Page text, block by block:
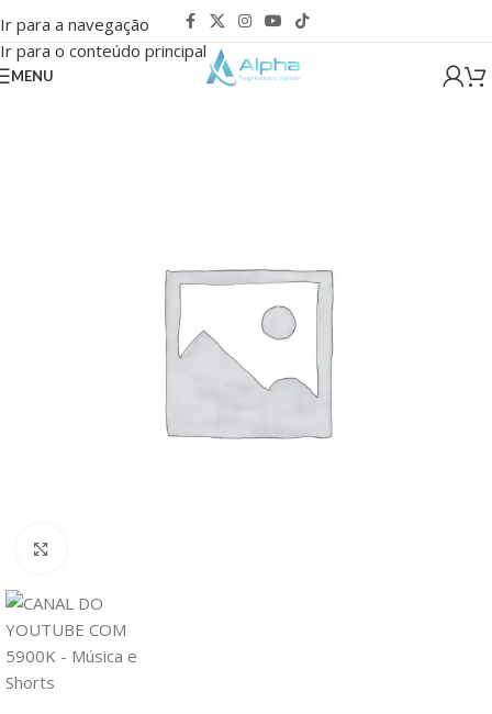
Ir para a navegação
Ir para o conteúdo principal
MENU